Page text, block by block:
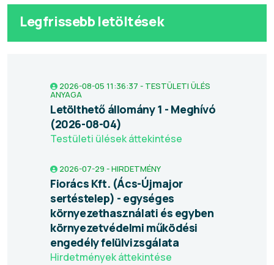
Legfrissebb letöltések
2026-08-05 11:36:37 - TESTÜLETI ÜLÉS
ANYAGA
Letölthető állomány 1 - Meghívó
(2026-08-04)
Testületi ülések áttekintése
2026-07-29 - HIRDETMÉNY
Fiorács Kft. (Ács-Újmajor
sertéstelep) - egységes
környezethasználati és egyben
környezetvédelmi működési
engedély felülvizsgálata
Hirdetmények áttekintése